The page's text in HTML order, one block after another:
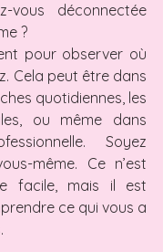
vous déconnectée
?
pour observer où
Cela peut être dans
quotidiennes, les
ou même dans
Soyez
même. Ce n’est
facile, mais il est
ce qui vous a